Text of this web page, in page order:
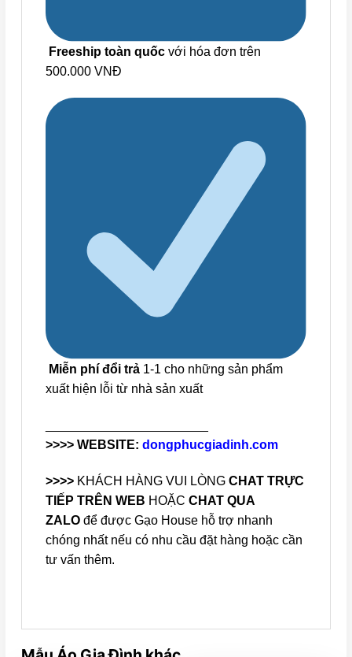
Freeship toàn quốc với hóa đơn trên
500.000 VNĐ
Miễn phí đổi trả 1-1 cho những sản phẩm
xuất hiện lỗi từ nhà sản xuất
>>>> WEBSITE: dongphucgiadinh.com
>>>> KHÁCH HÀNG VUI LÒNG CHAT TRỰC
TIẾP TRÊN WEB HOẶC CHAT QUA
ZALO để được Gạo House hỗ trợ nhanh
chóng nhất nếu có nhu cầu đặt hàng hoặc cần
tư vấn thêm.